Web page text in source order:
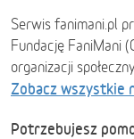
Serwis fanimani.pl
Fundację FaniMani
organizacji
Zobacz wszystkie
Potrzebujesz